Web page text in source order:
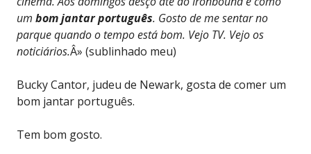
um bom jantarportuguês. Gosto de me sentar no
parque quando o tempo está bom. Vejo TV. Vejo os
noticiários.Â» (sublinhado meu)
Bucky Cantor, judeu de Newark, gosta de comer um
bom jantar português.
Tem bom gosto.